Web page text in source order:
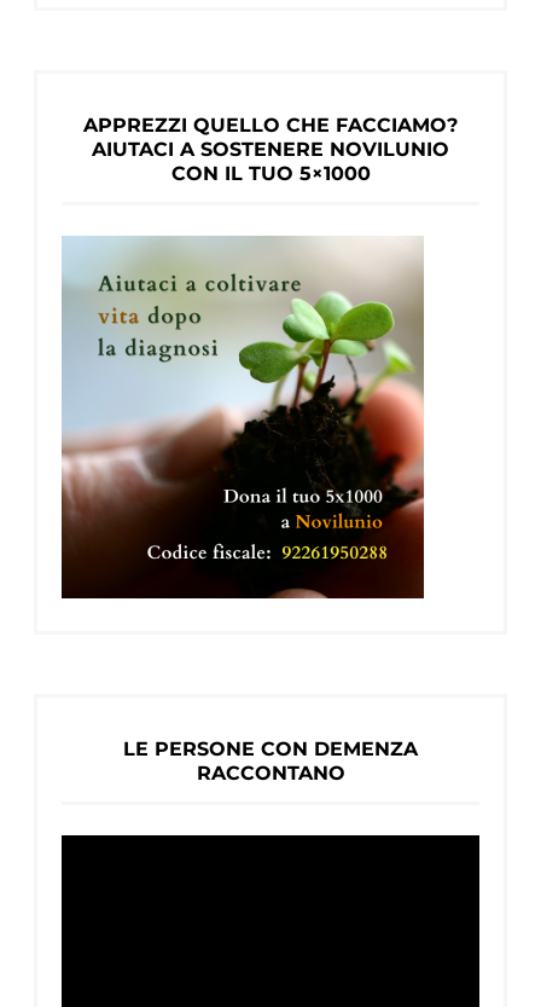
APPREZZI QUELLO CHE FACCIAMO?
AIUTACI A SOSTENERE NOVILUNIO
CON IL TUO 5×1000
LE PERSONE CON DEMENZA
RACCONTANO